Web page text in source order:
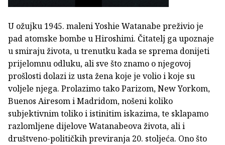
U ožujku 1945. maleni Yoshie Watanabe preživio je
pad atomske bombe u Hiroshimi. Čitatelj ga upoznaje
u smiraju života, u trenutku kada se sprema donijeti
prijelomnu odluku, ali sve što znamo o njegovoj
prošlosti dolazi iz usta žena koje je volio i koje su
voljele njega. Prolazimo tako Parizom, New Yorkom,
Buenos Airesom i Madridom, nošeni koliko
subjektivnim toliko i istinitim iskazima, te sklapamo
razlomljene dijelove Watanabeova života, ali i
društveno-političkih previranja 20. stoljeća. Ono što